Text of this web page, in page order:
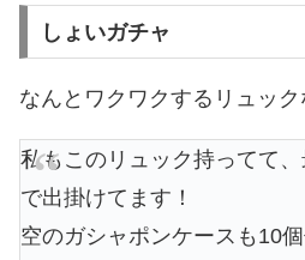
しょいガチャ
なんとワクワクするリュック
私もこのリュック持ってて
で出掛けてます！
空のガシャポンケースも10